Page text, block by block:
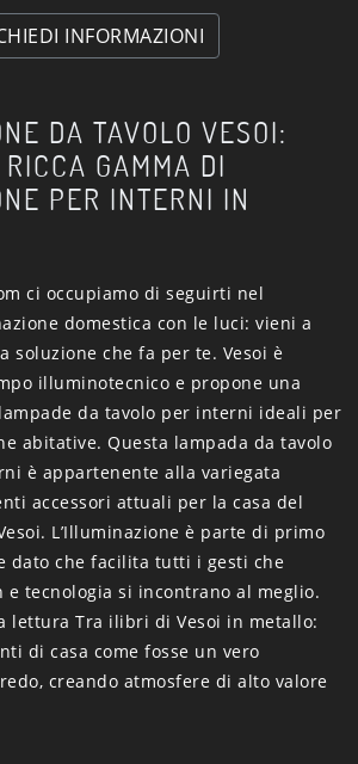
INFORMAZIONI
DA TAVOLO VESOI:
GAMMA DI
PER INTERNI IN
ci occupiamo di seguirti nel
domestica con le luci: vieni a
soluzione che fa per te. Vesoi è
illuminotecnico e propone una
da tavolo per interni ideali per
abitative. Questa lampada da tavolo
è appartenente alla variegata
accessori attuali per la casa del
L’Illuminazione è parte di primo
dato che facilita tutti i gesti che
e tecnologia si incontrano al meglio.
lettura Tra ilibri di Vesoi in metallo:
di casa come fosse un vero
creando atmosfere di alto valore